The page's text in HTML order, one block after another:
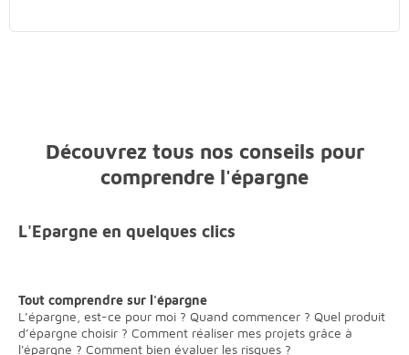
Découvrez tous nos conseils pour
comprendre l'épargne
L'Epargne en quelques clics
Tout comprendre sur l'épargne
L’épargne, est-ce pour moi ? Quand commencer ? Quel produit
d’épargne choisir ? Comment réaliser mes projets grâce à
l'épargne ? Comment bien évaluer les risques ?